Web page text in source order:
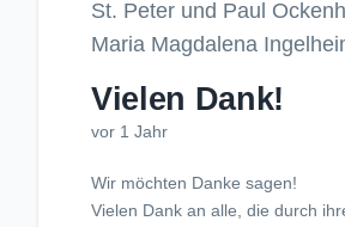
St. Peter und Paul
Maria Magdalena
Vielen Dank!
vor 1 Jahr
Wir möchten Danke sagen!
Vielen Dank an alle, die durch